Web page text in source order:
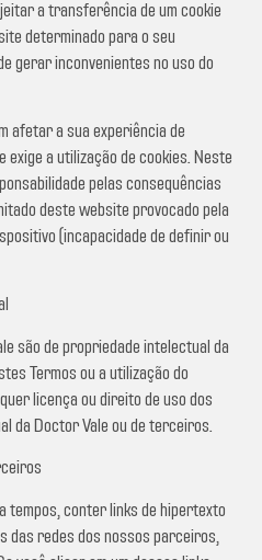
a transferência de um cookie
determinado para o seu
gerar inconvenientes no uso do
afetar a sua experiência de
a utilização de cookies. Neste
pelas consequências
deste website provocado pela
(incapacidade de definir ou
são de propriedade intelectual da
Termos ou a utilização do
licença ou direito de uso dos
da Doctor Vale ou de terceiros.
tempos, conter links de hipertexto
redes dos nossos parceiros,